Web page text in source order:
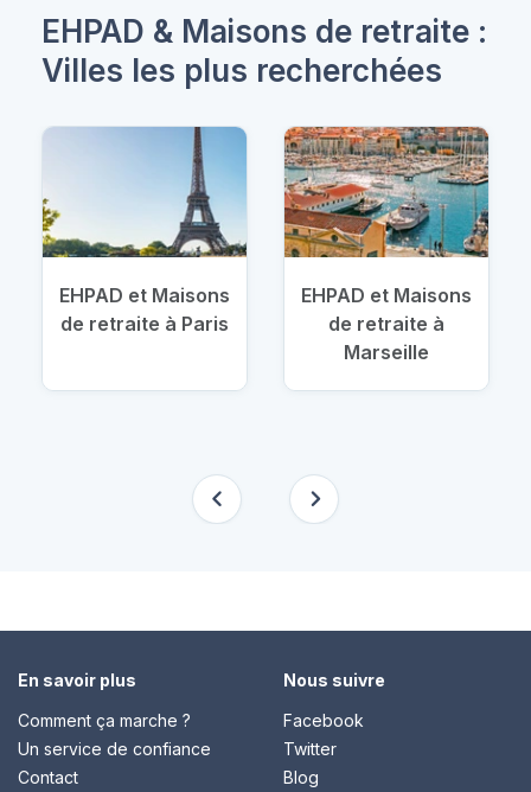
EHPAD & Maisons de retraite :
Villes les plus recherchées
EHPAD et Maisons
de retraite à Paris
EHPAD et Maisons
de retraite à
Marseille
En savoir plus
Comment ça marche ?
Un service de confiance
Contact
Nous suivre
Facebook
Twitter
Blog